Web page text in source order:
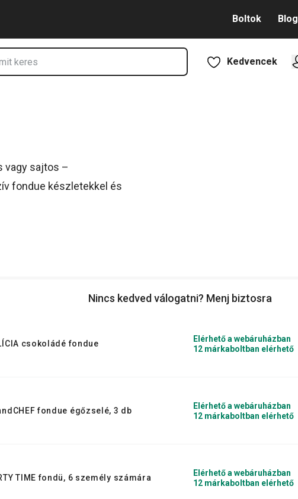
Boltok Blog
Kedvencek
vagy sajtos –
fondue készletekkel és
Nincs kedved válogatni? Menj biztosra
csokoládé fondue
Elérhető a webáruházban
12 márkaboltban elérhető
fondue égőzselé, 3 db
Elérhető a webáruházban
12 márkaboltban elérhető
TIME fondü, 6 személy számára
Elérhető a webáruházban
12 márkaboltban elérhető